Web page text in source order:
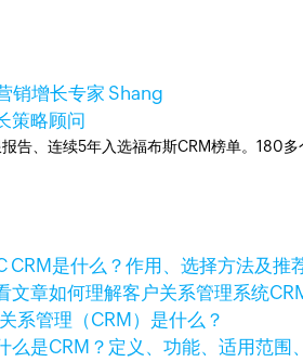
销增长专家 Shang
策略顾问
告、连续5年入选福布斯CRM榜单。180
CRM是什么？作用、选择方法及推
文章如何理解客户关系管理系统
系管理（CRM）是什么？
么是CRM？定义、功能、适用范围